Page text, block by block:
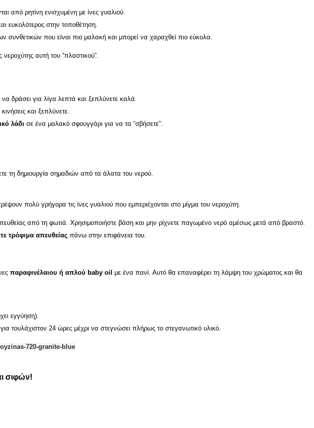
από ρητίνη ενισχυμένη με ίνες γυαλιού.
ευκολότερος στην τοποθέτηση.
που είναι πιο μαλακή και μπορεί να χαραχθεί πιο εύκολα.
αυτή του “πλαστικού”.
δράσει για λίγα λεπτά και ξεπλύνετε καλά.
και ξεπλύνετε.
λάδι σε ένα μαλακό σφουγγάρι για να τα “σβήσετε”.
τη δημιουργία σημαδιών από τα άλατα του νερού.
πολύ γρήγορα τις ίνες γυαλιού που εμπεριέχονται στο μίγμα του νεροχύτη.
από τη φωτιά. Χρησιμοποιήστε βάση και μην ρίχνετε παγωμένο νερό αμέσως μετά από βραστό.
τρόφιμα απευθείας πάνω στην επιφάνεια του.
παραφινέλαιου ή απλού baby oil με ένα πανί. Αυτό θα επαναφέρει τη λάμψη του χρώματος και θα
εγγύηση).
τουλάχιστον 24 ώρες μέχρι να στεγνώσει πλήρως το στεγανωτικό υλικό.
720-granite-blue
σιφών!